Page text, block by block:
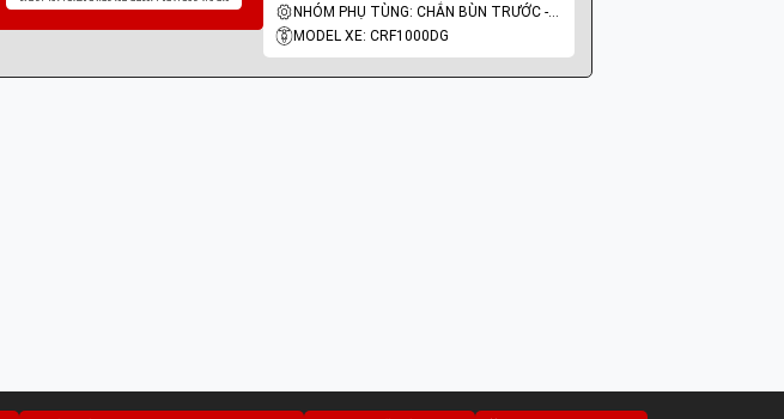
NHÓM PHỤ TÙNG: CHẮN BÙN TRƯỚC - DÈ TRƯỚC
MODEL XE: CRF1000DG